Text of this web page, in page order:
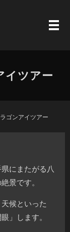
イツアー
ゴンアイツアー
にまたがる八
景です。
候といった
」します。